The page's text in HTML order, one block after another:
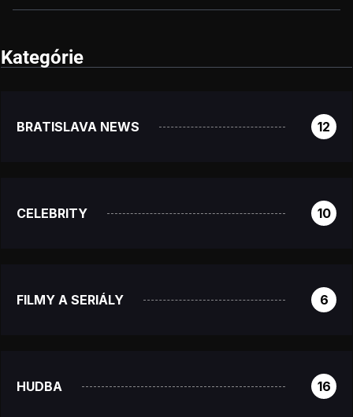
Kategórie
BRATISLAVA NEWS 12
CELEBRITY 10
FILMY A SERIÁLY 6
HUDBA 16